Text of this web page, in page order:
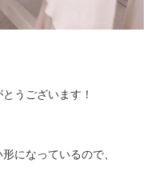
うございます！
になっているので、